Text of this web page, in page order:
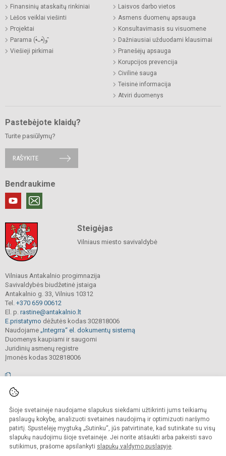
Šioje svetainėje naudojame slapukus siekdami užtikrinti jums teikiamų
paslaugų kokybę, analizuoti svetainės naudojimą ir optimizuoti naršymo
patirtį. Spustelėję mygtuką „Sutinku“, jūs patvirtinate, kad sutinkate su visų
slapukų naudojimu šioje svetainėje. Jei norite atšaukti arba pakeisti savo
sutikimus, prašome apsilankyti slapukų valdymo puslapyje.
Finansinių ataskaitų rinkiniai
Lėšos veiklai viešinti
Projektai
Parama (•̀ᴗ•́)و ̑̑
Viešieji pirkimai
Laisvos darbo vietos
Asmens duomenų apsauga
Konsultavimasis su visuomene
Dažniausiai užduodami klausimai
Pranešėjų apsauga
Korupcijos prevencija
Civilinė sauga
Teisinė informacija
Atviri duomenys
Pastebėjote klaidų?
Turite pasiūlymų?
RAŠYKITE
Bendraukime
Steigėjas
Vilniaus miesto savivaldybė
Vilniaus Antakalnio progimnazija
Savivaldybės biudžetinė įstaiga
Antakalnio g. 33, Vilnius 10312
Tel. +370 659 00612
El. p. rastine@antakalnio.lt
E.pristatymo dėžutės kodas 302818006
Naudojame „Integrra“ el. dokumentų sistemą
Duomenys kaupiami ir saugomi
Juridinių asmenų registre
Įmonės kodas 302818006
Kopijuoti, cituoti ar kitaip atvaizduoti internetinės svetainės turinį be raštiško
mokyklos vadovų sutikimo yra draudžiama.
Prieinamumo paraiška Slapukų valdymas
Sumanus būdas atnaujinti